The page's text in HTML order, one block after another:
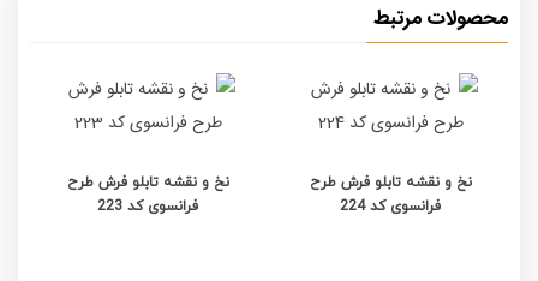
محصولات مرتبط
نخ و نقشه تابلو فرش طرح
فرانسوی کد 224
نخ و نقشه تابلو فرش طرح
فرانسوی کد 223